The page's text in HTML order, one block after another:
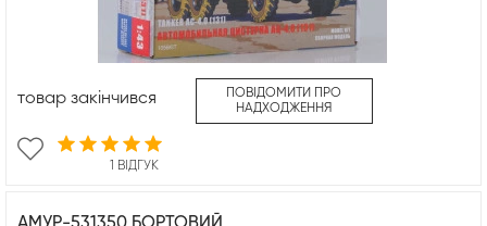
1 ВІДГУК
товар закінчився
ПОВІДОМИТИ ПРО
НАДХОДЖЕННЯ